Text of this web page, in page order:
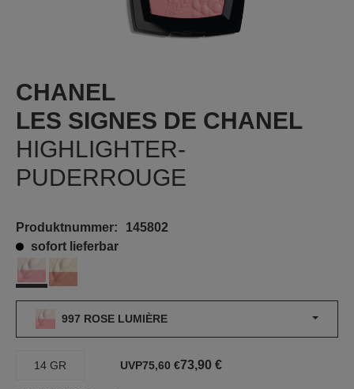
CHANEL
LES SIGNES DE CHANEL
HIGHLIGHTER-
PUDERROUGE
Produktnummer:
145802
sofort lieferbar
997 ROSE LUMIÈRE
997 ROSE LUMIÈRE
14 GR UVP75,60 €73,90 €